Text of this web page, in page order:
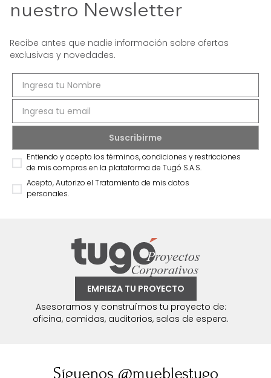
nuestro Newsletter
Recibe antes que nadie información sobre ofertas
exclusivas y novedades.
Entiendo y acepto los términos, condiciones y restricciones
de mis compras en la plataforma de Tugó S.A.S.
Acepto, Autorizo el Tratamiento de mis datos
personales.
EMPIEZA TU PROYECTO
Asesoramos y construímos tu proyecto de:
oficina, comidas, auditorios, salas de espera.
Síguenos @mueblestugo